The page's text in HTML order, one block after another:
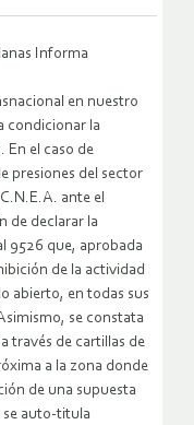
Informa
en nuestro
condicionar la
En el caso de
presiones del sector
ante el
de declarar la
9526 que, aprobada
de la actividad
abierto, en todas sus
se constata
través de cartillas de
a la zona donde
de una supuesta
se auto-titula